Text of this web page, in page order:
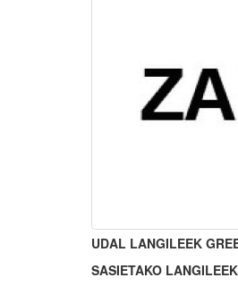
UDAL LANGILEEK
SASIETAKO